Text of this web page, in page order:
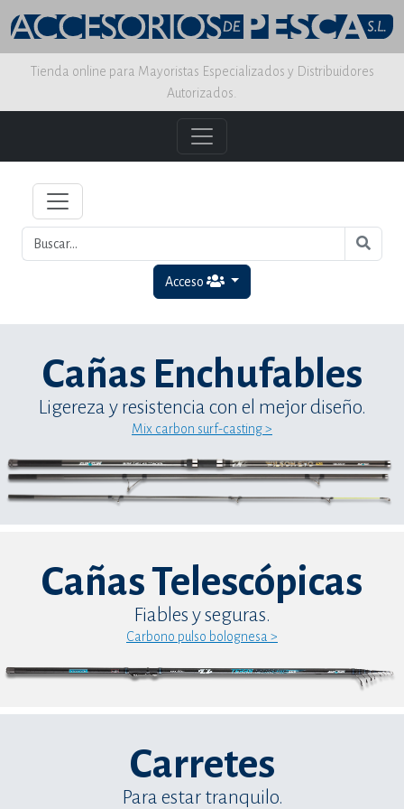
Tienda online para Mayoristas Especializados y Distribuidores
Autorizados.
Acceso
Cañas Enchufables
Ligereza y resistencia con el mejor diseño.
Mix carbon surf-casting >
Cañas Telescópicas
Fiables y seguras.
Carbono pulso bolognesa >
Carretes
Para estar tranquilo.